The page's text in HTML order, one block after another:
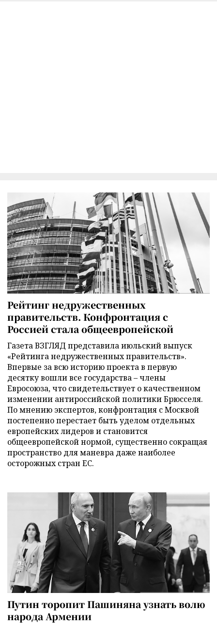
Рейтинг недружественных
правительств. Конфронтация с
Россией стала общеевропейской
Газета ВЗГЛЯД представила июльский выпуск
«Рейтинга недружественных правительств».
Впервые за всю историю проекта в первую
десятку вошли все государства – члены
Евросоюза, что свидетельствует о качественном
изменении антироссийской политики Брюсселя.
По мнению экспертов, конфронтация с Москвой
постепенно перестает быть уделом отдельных
европейских лидеров и становится
общеевропейской нормой, существенно сокращая
пространство для маневра даже наиболее
осторожных стран ЕС.
Путин торопит Пашиняна узнать волю
народа Армении